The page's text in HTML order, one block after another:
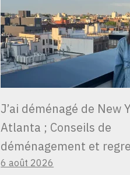
J’ai déménagé de New
Atlanta ; Conseils de
déménagement et
6 août 2026